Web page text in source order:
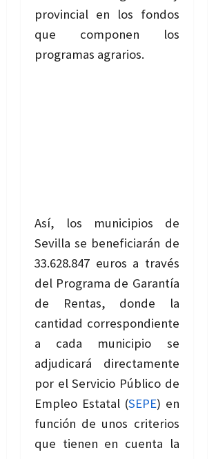
provincial en los fondos
que componen los
programas agrarios.
Así, los municipios de
Sevilla se beneficiarán de
33.628.847 euros a través
del Programa de Garantía
de Rentas, donde la
cantidad correspondiente
a cada municipio se
adjudicará directamente
por el Servicio Público de
Empleo Estatal (SEPE) en
función de unos criterios
que tienen en cuenta la